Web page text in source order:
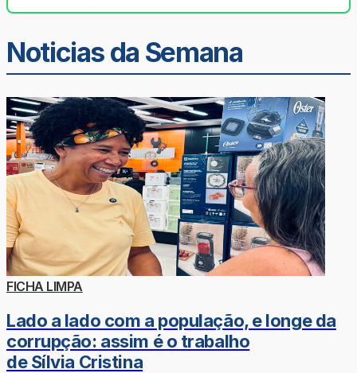
Noticias da Semana
FICHA LIMPA
Lado a lado com a população, e longe da
corrupção: assim é o trabalho
de Sílvia Cristina